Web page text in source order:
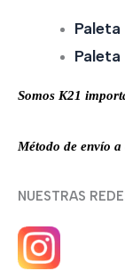
Somos K21
Método de envío
NUESTRAS